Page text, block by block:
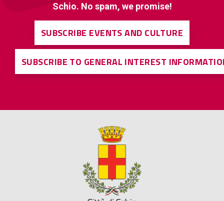
Schio. No spam, we promise!
SUBSCRIBE EVENTS AND CULTURE
SUBSCRIBE TO GENERAL INTEREST